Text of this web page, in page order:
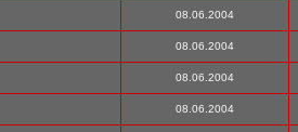
08.06.2004
08.06.2004
08.06.2004
08.06.2004